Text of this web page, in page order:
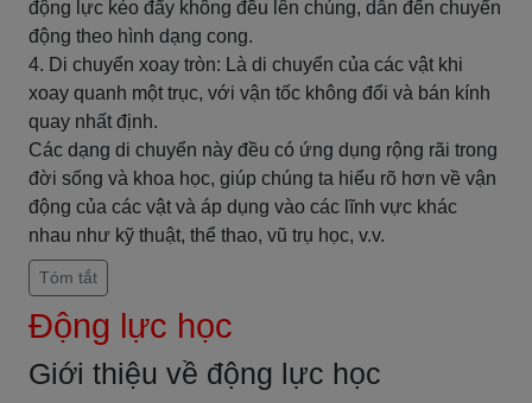
động lực kéo đẩy không đều lên chúng, dẫn đến chuyển
động theo hình dạng cong.
4. Di chuyển xoay tròn: Là di chuyển của các vật khi
xoay quanh một trục, với vận tốc không đổi và bán kính
quay nhất định.
Các dạng di chuyển này đều có ứng dụng rộng rãi trong
đời sống và khoa học, giúp chúng ta hiểu rõ hơn về vận
động của các vật và áp dụng vào các lĩnh vực khác
nhau như kỹ thuật, thể thao, vũ trụ học, v.v.
Tóm tắt
Động lực học
Giới thiệu về động lực học